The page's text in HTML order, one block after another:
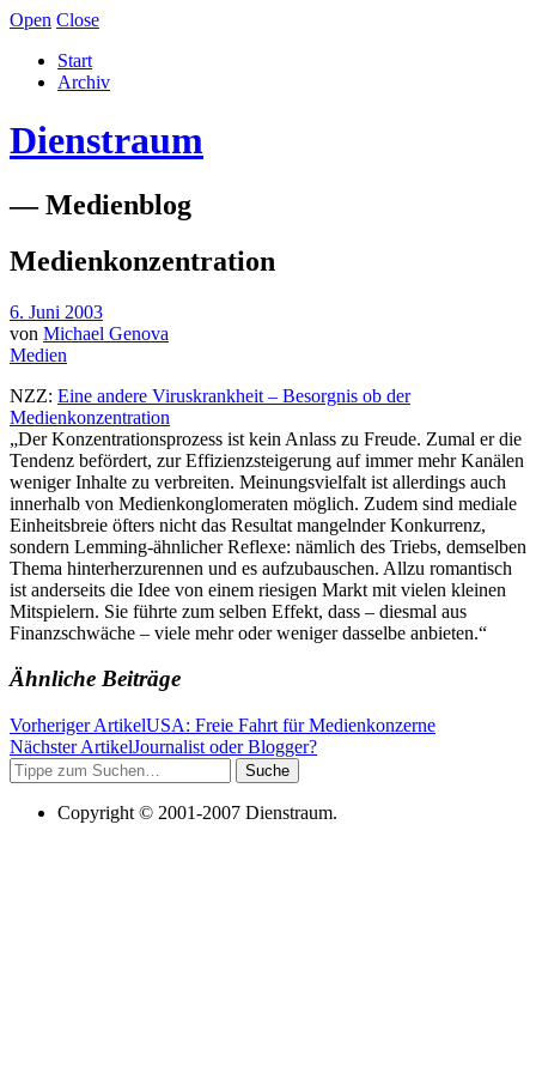
Open Close
Start
Archiv
Dienstraum
— Medienblog
Medienkonzentration
6. Juni 2003
von Michael Genova
Medien
NZZ: Eine andere Viruskrankheit – Besorgnis ob der
Medienkonzentration
„Der Konzentrationsprozess ist kein Anlass zu Freude. Zumal er die
Tendenz befördert, zur Effizienzsteigerung auf immer mehr Kanälen
weniger Inhalte zu verbreiten. Meinungsvielfalt ist allerdings auch
innerhalb von Medienkonglomeraten möglich. Zudem sind mediale
Einheitsbreie öfters nicht das Resultat mangelnder Konkurrenz,
sondern Lemming-ähnlicher Reflexe: nämlich des Triebs, demselben
Thema hinterherzurennen und es aufzubauschen. Allzu romantisch
ist anderseits die Idee von einem riesigen Markt mit vielen kleinen
Mitspielern. Sie führte zum selben Effekt, dass – diesmal aus
Finanzschwäche – viele mehr oder weniger dasselbe anbieten.“
Ähnliche Beiträge
Vorheriger ArtikelUSA: Freie Fahrt für Medienkonzerne
Nächster ArtikelJournalist oder Blogger?
Suche
Copyright © 2001-2007 Dienstraum.